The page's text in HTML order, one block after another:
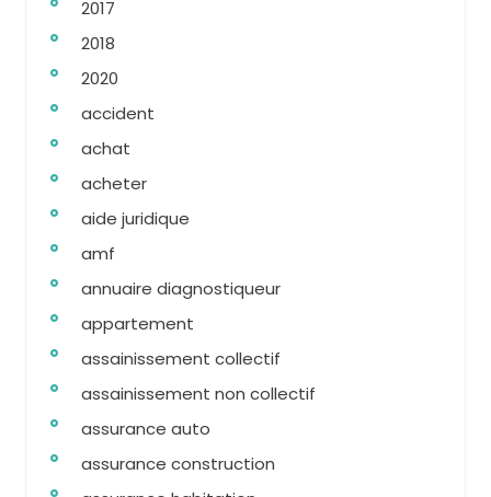
2017
2018
2020
accident
achat
acheter
aide juridique
amf
annuaire diagnostiqueur
appartement
assainissement collectif
assainissement non collectif
assurance auto
assurance construction